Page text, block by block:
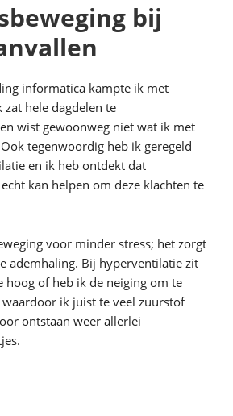
bij
informatica kampte ik met
zat hele dagdelen te
en wist gewoonweg niet wat ik met
tegenwoordig heb ik geregeld
en ik heb ontdekt dat
kan helpen om deze klachten te
voor minder stress; het zorgt
ademhaling. Bij hyperventilatie zit
hoog of heb ik de neiging om te
ik juist te veel zuurstof
ontstaan weer allerlei